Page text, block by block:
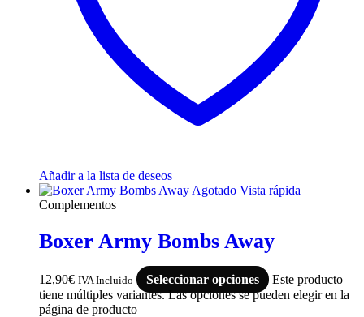
Añadir a la lista de deseos
Agotado Vista rápida
Complementos
Boxer Army Bombs Away
12,90€ IVA Incluido Seleccionar opciones
Este producto
tiene múltiples variantes. Las opciones se pueden elegir en la
página de producto